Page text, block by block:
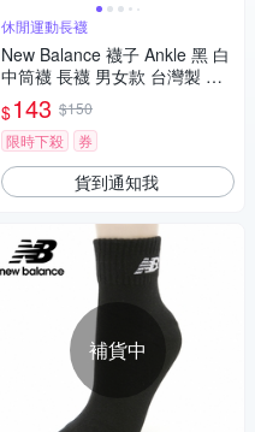
休閒運動長襪
New Balance 襪子 Ankle 黑 白
中筒襪 長襪 男女款 台灣製 毛
巾底 加厚 運動 NB 712040038
9
$143 $150
限時下殺
券
貨到通知我
補貨中